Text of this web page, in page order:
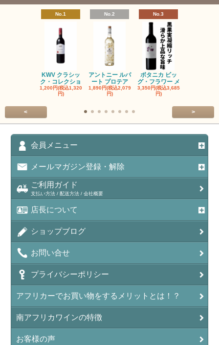
No.1
KWV クラシッ
ク・コレクショ
1,200円(税込1,320
円)
No.2
アントニー ルパ
ート プロテア
1,890円(税込2,079
円)
No.3
ボタニカ ビッ
グ・フラワー メ
3,350円(税込3,685
円)
< >
会員メニュー
メールマガジン登録・解除
ご利用ガイド
支払い方法 / 配送方法 / 会社概要
店長について
ショップブログ
お問い合せ
プライバシーポリシー
アフリカーでお買い物をするメリットとは！？
南アフリカワインの特徴
お客様の声